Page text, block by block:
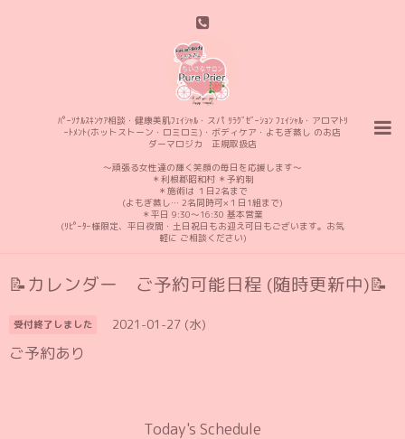
ﾊﾟｰｿﾅﾙｽｷﾝｹｱ相談・健康美肌ﾌｪｲｼｬﾙ・スパ ﾘﾗｸﾞｾﾞｰｼｮﾝ ﾌｪｲｼｬﾙ・アロマﾄﾘ
ｰﾄﾒﾝﾄ(ホットストーン・ロミロミ)・ボディケア・よもぎ蒸し のお店
ダーマロジカ 正規取扱店
〜頑張る女性達の輝く笑顔の毎日を応援します〜
＊利根郡昭和村 ＊予約制
＊施術は １日2名まで
(よもぎ蒸し… 2名同時可×１日1組まで)
＊平日 9:30〜16:30 基本営業
(ﾘﾋﾟｰﾀｰ様限定、平日夜間・土日祝日もお迎え可日もございます。お気
軽に ご相談ください)
📝カレンダー ご予約可能日程 (随時更新中)📝
受付終了しました 2021-01-27 (水)
ご予約あり
Today's Schedule